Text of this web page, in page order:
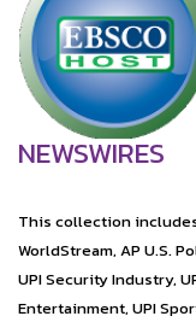
NEWSWIRES
This collection includes
WorldStream, AP U.S.
UPI Security Industry,
Entertainment, UPI